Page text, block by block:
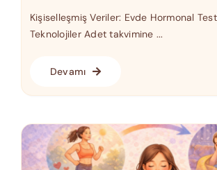
Kişiselleşmiş Veriler: Evde Hormonal
Teknolojiler Adet takvimine ...
Devamı